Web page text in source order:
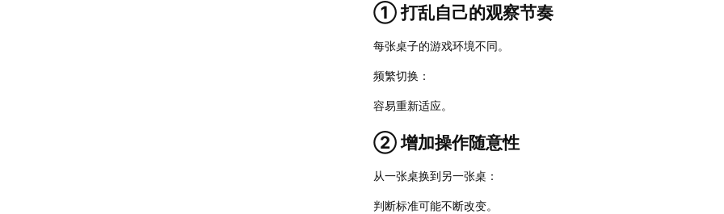
① 打乱自己的观察节奏
每张桌子的游戏环境不同。
频繁切换：
容易重新适应。
② 增加操作随意性
从一张桌换到另一张桌：
判断标准可能不断改变。